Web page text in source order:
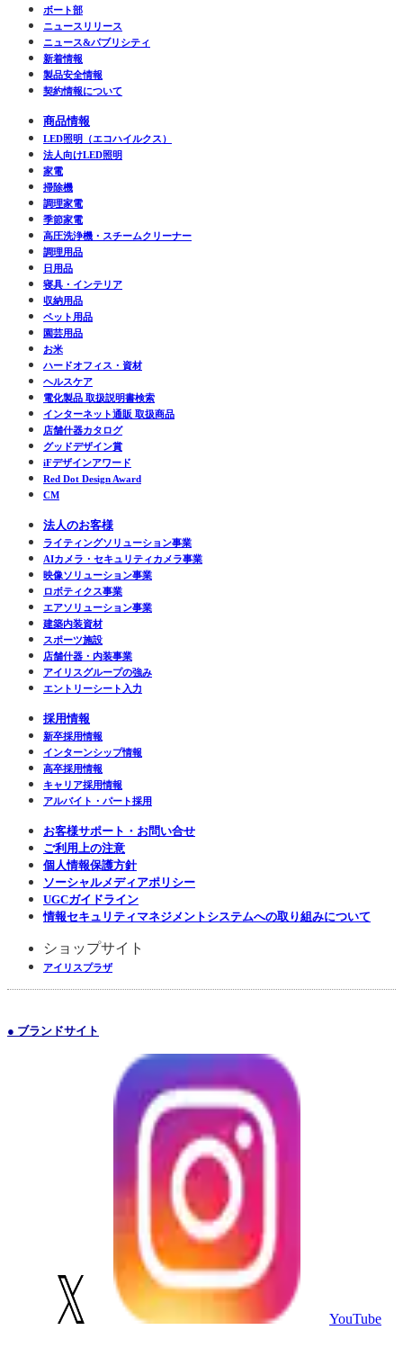
ボート部
ニュースリリース
ニュース&パブリシティ
新着情報
製品安全情報
契約情報について
商品情報
LED照明（エコハイルクス）
法人向けLED照明
家電
掃除機
調理家電
季節家電
高圧洗浄機・スチームクリーナー
調理用品
日用品
寝具・インテリア
収納用品
ペット用品
園芸用品
お米
ハードオフィス・資材
ヘルスケア
電化製品 取扱説明書検索
インターネット通販 取扱商品
店舗什器カタログ
グッドデザイン賞
iFデザインアワード
Red Dot Design Award
CM
法人のお客様
ライティングソリューション事業
AIカメラ・セキュリティカメラ事業
映像ソリューション事業
ロボティクス事業
エアソリューション事業
建築内装資材
スポーツ施設
店舗什器・内装事業
アイリスグループの強み
エントリーシート入力
採用情報
新卒採用情報
インターンシップ情報
高卒採用情報
キャリア採用情報
アルバイト・パート採用
お客様サポート・お問い合せ
ご利用上の注意
個人情報保護方針
ソーシャルメディアポリシー
UGCガイドライン
情報セキュリティマネジメントシステムへの取り組みについて
ショップサイト
アイリスプラザ
● ブランドサイト
YouTube